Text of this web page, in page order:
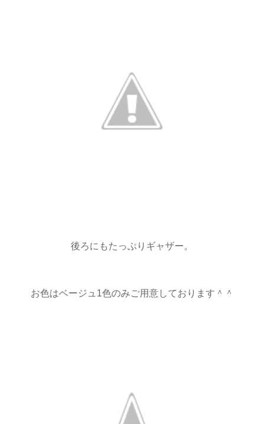
後ろにもたっぷりギャザー。
お色はベージュ1色のみご用意しております＾＾